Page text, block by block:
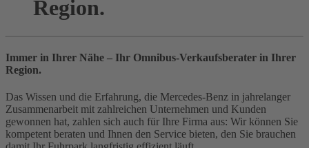
Region.
Immer in Ihrer Nähe – Ihr Omnibus-Verkaufsberater in Ihrer
Region.
Das Wissen und die Erfahrung, die Mercedes-Benz in jahrelanger
Zusammenarbeit mit zahlreichen Unternehmen und Kunden
gewonnen hat, zahlen sich auch für Ihre Firma aus: Wir können Sie
kompetent beraten und Ihnen den Service bieten, den Sie brauchen